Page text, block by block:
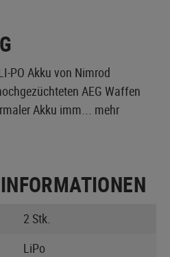
PO Akku von Nimrod
AEG Waffen
Akku imm... mehr
2 Stk.
LiPo